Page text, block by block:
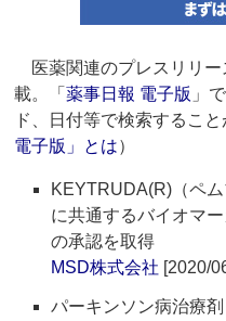
医薬関連のプレスリリー
載。「薬事日報 電子版 」
ド、日付等で検索するこ
電子版」とは）
KEYTRUDA(R)（ペ
に共通するバイオマ
の承認を取得
MSD株式会社 [2020/
パーキンソン病治療